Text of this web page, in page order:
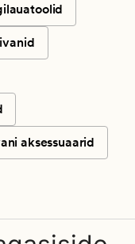
aksessuaarid